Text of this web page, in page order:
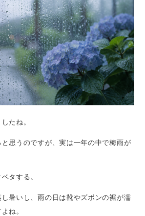
たね。
思うのですが、実は一年の中で梅雨が
タする。
暑いし、雨の日は靴やズボンの裾が濡
ね。